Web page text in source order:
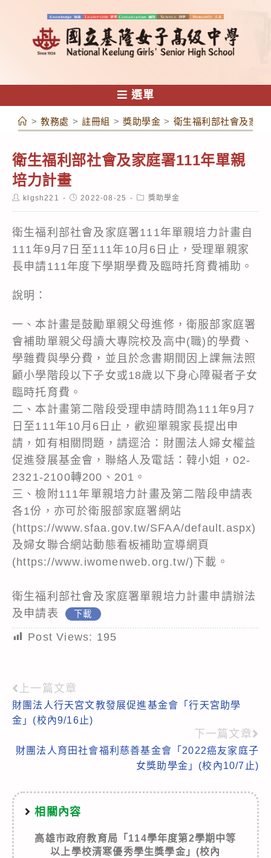
容
選單
> 教務處 > 註冊組 > 獎助學金 > 衛生福利部社會及家庭
衛生福利部社會及家庭署111年單親
培力計畫
Postklgsh221
Post2022-08-25
Post獎助學金
衛生福利部社會及家庭署111年單親培力計畫自
111年9月7日至111年10月6日止，受理單親家
長申請111年度下學期學費及臨時托育費補助。
說明：
一、本計畫是鼓勵單親父母進修，衛服部家庭署
會補助單親父母讀大專院校及高中(職)的學費、
學雜費與學分費，並且於念書期間因上課無法照
顧小學階段以下子女或18歲以下身心障礙者子女
臨時托育費。
二、本計畫第二階段受理申請時間為111年9月7
日至111年10月6日止，歡迎單親家長提出申
請，如有相關問題，請逕洽：財團法人婦女權益
促進發展基金會，聯絡人及電話：韓小姐，02-
2321-2100轉200、201。
三、檢附111年單親培力計畫及第二階段申請表
各1份，亦可於衛服部家庭署網站
(https://www.sfaa.gov.tw/SFAA/default.aspx)
及婦女聯合網站動態看板補助宣導網頁
(https://www.iwomenweb.org.tw/)下載。
衛生福利部社會及家庭署單親培力計畫申請辦法
及申請表
下載
Post Views: 195
Read
more
上一篇文章
財團法人行天宮文教發展促進基金會「行天宮助學
金」(校內9/16止)
下一篇文章
財團法人育田社會福利慈善基金會「2022癌友家庭子
女獎助學金」(校內10/7止)
相關內容
高雄市政府教育局「114學年度第2學期中等
以上學校清寒優秀學生獎學金」(校內